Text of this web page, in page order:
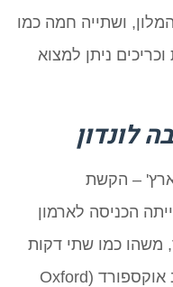
ושתייה חמה כמו
ניתן למצוא
לונדון
– הקשת
הכניסה לארמון
– מרחק של 200 מטר, משהו כמו שתי דקות
הליכה. המלון נמצא במערב רחוב אוקספורד (Oxford